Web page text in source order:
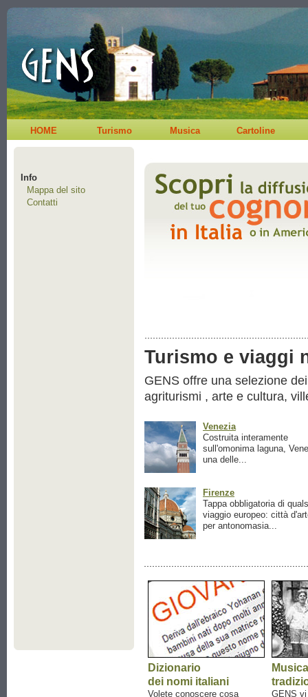
HOME Turismo Musica Cartoline
Info
Mappa del sito
Contatti
Turismo e viaggi
GENS offre una selezione
agriturismi , arte e cultura,
Venezia
Costruita interamente
sull'omonima laguna,
una delle...
Firenze
Tappa obbligatoria di
viaggio europeo: città
per antonomasia...
Dizionario
dei nomi italiani
Volete conoscere cosa
Musica
GENS